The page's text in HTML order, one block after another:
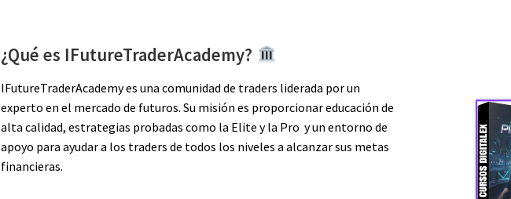
¿Qué es IFutureTraderAcademy?
IFutureTraderAcademy es una comunidad de traders liderada por un
experto en el mercado de futuros. Su misión es proporcionar educación de
alta calidad, estrategias probadas como la Elite y la Pro y un entorno de
apoyo para ayudar a los traders de todos los niveles a alcanzar sus metas
financieras.